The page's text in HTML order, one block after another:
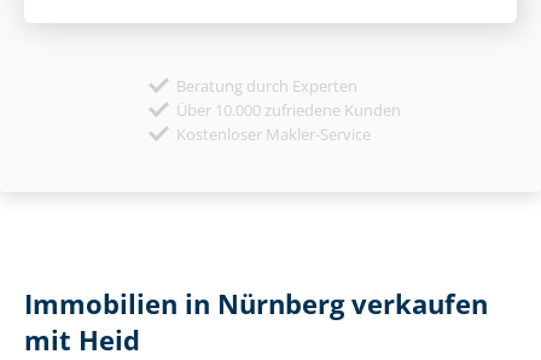
Beratung durch Experten
Über 10.000 zufriedene Kunden
Kostenloser Makler-Service
Immobilien in Nürnberg verkaufen
mit Heid